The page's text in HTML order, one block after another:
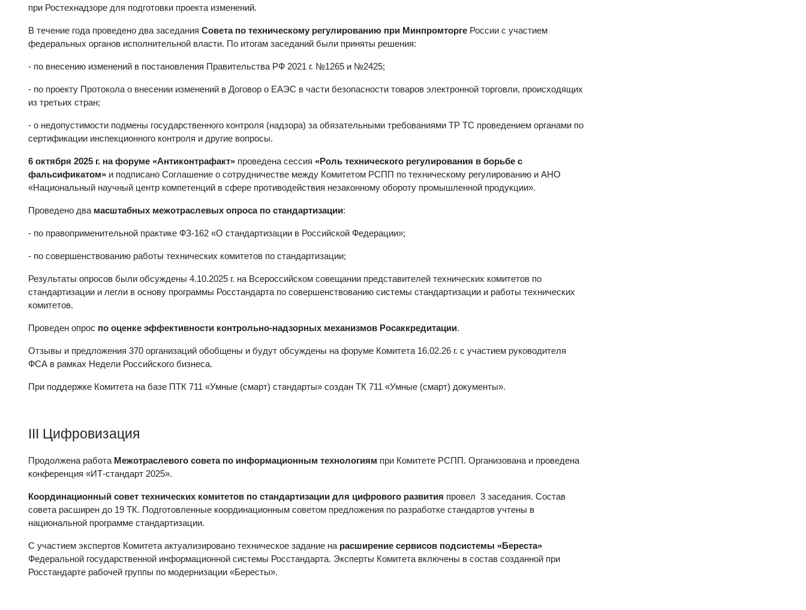
при Ростехнадзоре для подготовки проекта изменений.
В течение года проведено два заседания Совета по техническому регулированию при Минпромторге России с участием
федеральных органов исполнительной власти. По итогам заседаний были приняты решения:
- по внесению изменений в постановления Правительства РФ 2021 г. №1265 и №2425;
- по проекту Протокола о внесении изменений в Договор о ЕАЭС в части безопасности товаров электронной торговли, происходящих
из третьих стран;
- о недопустимости подмены государственного контроля (надзора) за обязательными требованиями ТР ТС проведением органами по
сертификации инспекционного контроля и другие вопросы.
6 октября 2025 г. на форуме «Антиконтрафакт» проведена сессия «Роль технического регулирования в борьбе с
фальсификатом» и подписано Соглашение о сотрудничестве между Комитетом РСПП по техническому регулированию и АНО
«Национальный научный центр компетенций в сфере противодействия незаконному обороту промышленной продукции».
Проведено два масштабных межотраслевых опроса по стандартизации:
- по правоприменительной практике ФЗ-162 «О стандартизации в Российской Федерации»;
- по совершенствованию работы технических комитетов по стандартизации;
Результаты опросов были обсуждены 4.10.2025 г. на Всероссийском совещании представителей технических комитетов по
стандартизации и легли в основу программы Росстандарта по совершенствованию системы стандартизации и работы технических
комитетов.
Проведен опрос по оценке эффективности контрольно-надзорных механизмов Росаккредитации.
Отзывы и предложения 370 организаций обобщены и будут обсуждены на форуме Комитета 16.02.26 г. с участием руководителя
ФСА в рамках Недели Российского бизнеса.
При поддержке Комитета на базе ПТК 711 «Умные (смарт) стандарты» создан ТК 711 «Умные (смарт) документы».
III Цифровизация
Продолжена работа Межотраслевого совета по информационным технологиям при Комитете РСПП. Организована и проведена
конференция «ИТ-стандарт 2025».
Координационный совет технических комитетов по стандартизации для цифрового развития провел 3 заседания. Состав
совета расширен до 19 ТК. Подготовленные координационным советом предложения по разработке стандартов учтены в
национальной программе стандартизации.
С участием экспертов Комитета актуализировано техническое задание на расширение сервисов подсистемы «Береста»
Федеральной государственной информационной системы Росстандарта. Эксперты Комитета включены в состав созданной при
Росстандарте рабочей группы по модернизации «Бересты».